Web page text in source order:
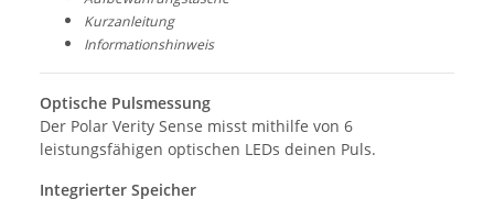
Kurzanleitung
Informationshinweis
Optische Pulsmessung
Der Polar Verity Sense misst mithilfe von 6
leistungsfähigen optischen LEDs deinen Puls.
Integrierter Speicher